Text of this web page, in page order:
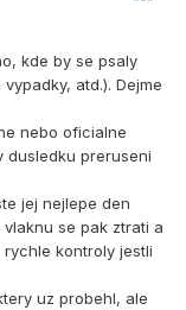
kde by se psaly
atd.). Dejme
nebo oficialne
dusledku preruseni
jej nejlepe den
se pak ztrati a
kontroly jestli
uz probehl, ale